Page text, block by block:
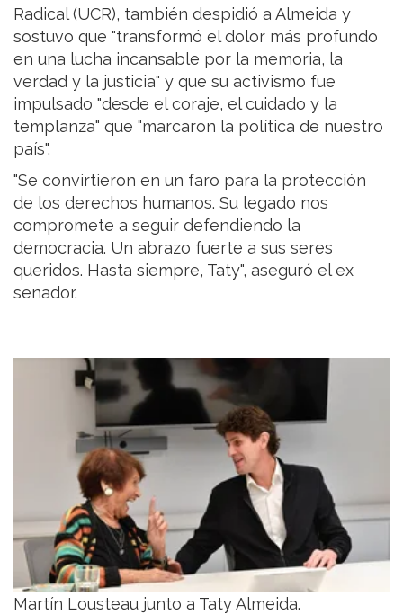
Radical (UCR), también despidió a Almeida y
sostuvo que "transformó el dolor más profundo
en una lucha incansable por la memoria, la
verdad y la justicia" y que su activismo fue
impulsado "desde el coraje, el cuidado y la
templanza" que "marcaron la política de nuestro
país".
"Se convirtieron en un faro para la protección
de los derechos humanos. Su legado nos
compromete a seguir defendiendo la
democracia. Un abrazo fuerte a sus seres
queridos. Hasta siempre, Taty", aseguró el ex
senador.
Martín Lousteau junto a Taty Almeida.